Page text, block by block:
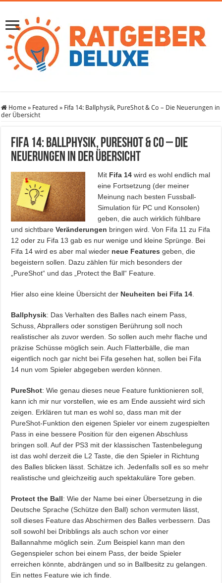
Home » Featured » Fifa 14: Ballphysik, PureShot & Co – Die Neuerungen in
der Übersicht
Fifa 14: Ballphysik, PureShot & Co – Die
Neuerungen in der Übersicht
Mit Fifa 14 wird es wohl endlich mal
eine Fortsetzung (der meiner
Meinung nach besten Fussball-
Simulation für PC und Konsolen)
geben, die auch wirklich fühlbare
und sichtbareVeränderungen bringen wird. Von Fifa 11 zu Fifa
12 oder zu Fifa 13 gab es nur wenige und kleine Sprünge. Bei
Fifa 14 wird es aber mal wieder neue Features geben, die
begeistern sollen. Dazu zählen für mich besonders der
„PureShot“ und das „Protect the Ball“ Feature.
Hier also eine kleine Übersicht der Neuheiten bei Fifa 14
Ballphysik: Das Verhalten des Balles nach einem Pass,
Schuss, Abprallers oder sonstigen Berührung soll noch
realistischer als zuvor werden. So sollen auch mehr flache und
präzise Schüsse möglich sein. Auch Flatterbälle, die man
eigentlich noch gar nicht bei Fifa gesehen hat, sollen bei Fifa
14 nun vom Spieler abgegeben werden können.
PureShot: Wie genau dieses neue Feature funktionieren soll,
kann ich mir nur vorstellen, wie es am Ende aussieht wird sich
zeigen. Erklären tut man es wohl so, dass man mit der
PureShot-Funktion den eigenen Spieler vor einem zugespielten
Pass in eine bessere Position für den eigenen Abschluss
bringen soll. Auf der PS3 mit der klassischen Tastenbelegung
ist das wohl derzeit die L2 Taste, die den Spieler in Richtung
des Balles blicken lässt. Schätze ich. Jedenfalls soll es so mehr
realistische und gleichzeitig auch spektakuläre Tore geben.
Protect the Ball: Wie der Name bei einer Übersetzung in die
Deutsche Sprache (Schütze den Ball) schon vermuten lässt,
soll dieses Feature das Abschirmen des Balles verbessern. Das
soll sowohl bei Dribblings als auch schon vor einer
Ballannahme möglich sein. Zum Beispiel kann man den
Gegenspieler schon bei einem Pass, der beide Spieler
erreichen könnte, abdrängen und so in Ballbesitz zu gelangen.
Ein nettes Feature wie ich finde.